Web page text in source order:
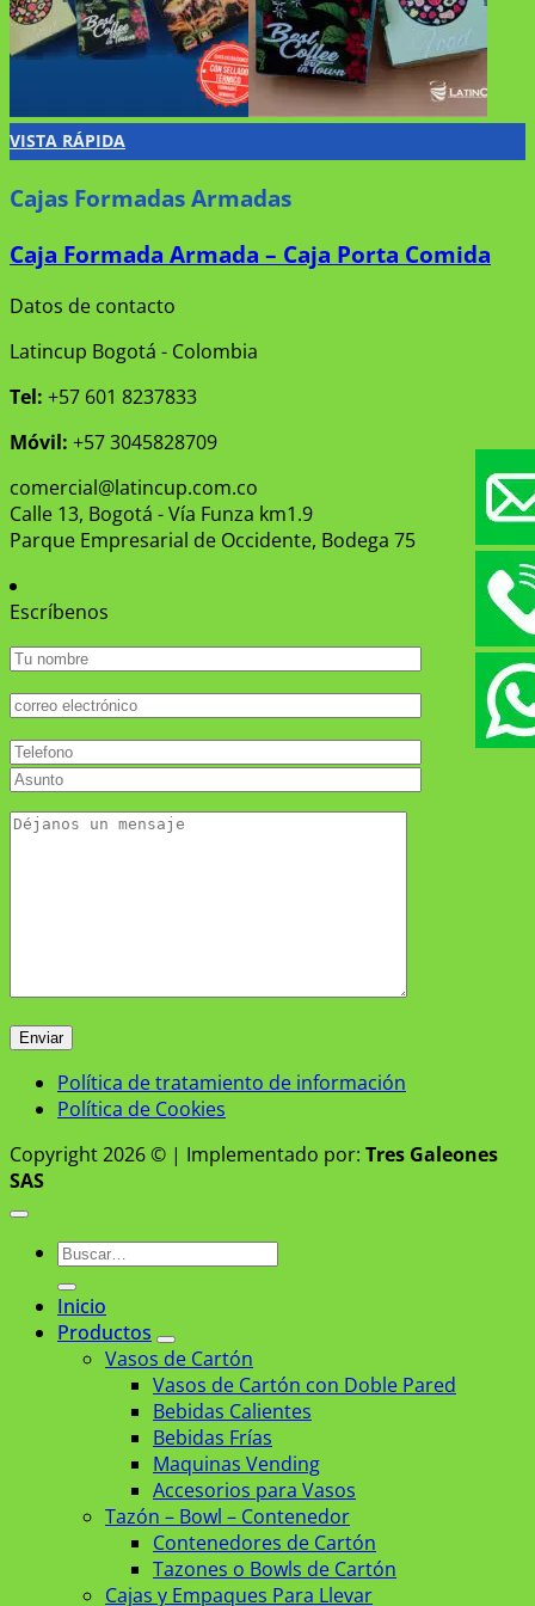
VISTA RÁPIDA
Cajas Formadas Armadas
Caja Formada Armada – Caja Porta Comida
Datos de contacto
Latincup Bogotá - Colombia
Tel: +57 601 8237833
Móvil: +57 3045828709
comercial@latincup.com.co
Calle 13, Bogotá - Vía Funza km1.9
Parque Empresarial de Occidente, Bodega 75
Escríbenos
Política de tratamiento de información
Política de Cookies
Copyright 2026 © | Implementado por: Tres Galeones
SAS
Buscar
por:
Inicio
Productos
Vasos de Cartón
Vasos de Cartón con Doble Pared
Bebidas Calientes
Bebidas Frías
Maquinas Vending
Accesorios para Vasos
Tazón – Bowl – Contenedor
Contenedores de Cartón
Tazones o Bowls de Cartón
Cajas y Empaques Para Llevar